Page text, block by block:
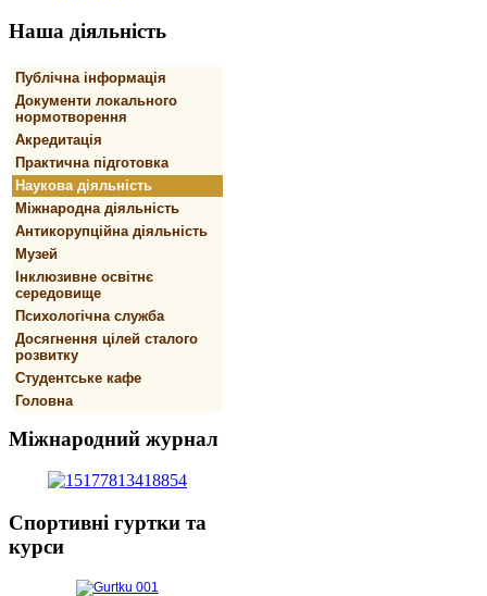
Наша діяльність
Публічна інформація
Документи локального
нормотворення
Акредитація
Практична підготовка
Наукова діяльність
Міжнародна діяльність
Антикорупційна діяльність
Музей
Інклюзивне освітнє
середовище
Психологічна служба
Досягнення цілей сталого
розвитку
Студентське кафе
Головна
Міжнародний журнал
Спортивнi гуртки та
курси